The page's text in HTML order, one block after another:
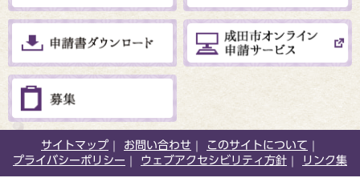
サイトマップ お問い合わせ
このサイトについて
プライバシーポリシー
ウェブアクセシビリティ方針 リンク集